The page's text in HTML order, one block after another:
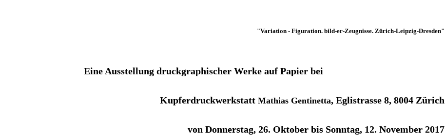
"Variation - Figuration. bild-er-Zeugnisse. Zürich-Leipzig-Dresden"
Eine Ausstellung druckgraphischer Werke auf Papier bei
Kupferdruckwerkstatt Mathias Gentinetta, Eglistrasse 8, 8004 Zürich
von Donnerstag, 26. Oktober bis Sonntag, 12. November 2017